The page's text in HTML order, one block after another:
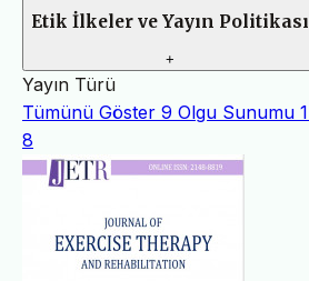
Etik İlkeler ve Yayın Politikası
+
Yayın Türü
Tümünü Göster 9 Olgu Sunumu 1
8